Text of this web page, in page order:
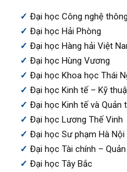
Đại học Công nghệ
Đại học Hải Phòng
Đại học Hàng hải Việt
Đại học Hùng Vương
Đại học Khoa học Thái
Đại học Kinh tế – Kỹ
Đại học Kinh tế và Quản
Đại học Lương Thế Vinh
Đại học Sư phạm Hà Nội
Đại học Tài chính –
Đại học Tây Bắc